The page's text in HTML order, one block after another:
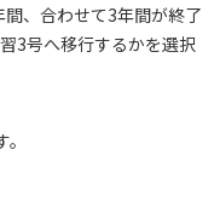
、合わせて3年間が終了
3号へ移行するかを選択